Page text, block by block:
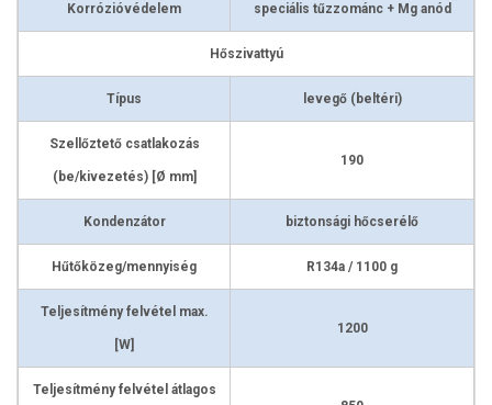
Korrózióvédelem speciális tűzzománc + Mg anód
Hőszivattyú
Típus levegő (beltéri)
Szellőztető csatlakozás
(be/kivezetés) [Ø mm]
190
Kondenzátor biztonsági hőcserélő
Hűtőközeg/mennyiség R134a / 1100 g
Teljesítmény felvétel max.
[W]
1200
Teljesítmény felvétel átlagos